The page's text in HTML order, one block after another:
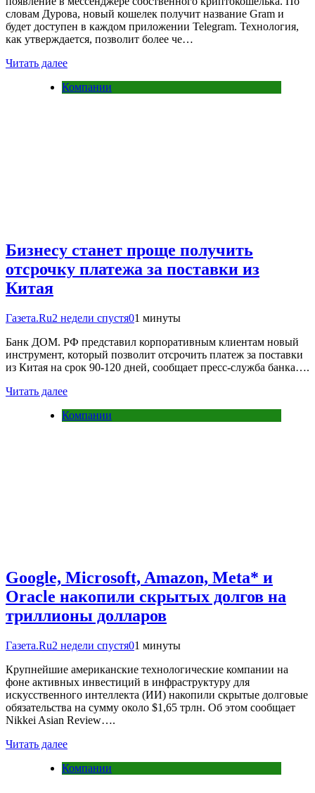
словам Дурова, новый кошелек получит название Gram и
будет доступен в каждом приложении Telegram. Технология,
как утверждается, позволит более че…
Читать далее
Компании
Бизнесу станет проще получить
отсрочку платежа за поставки из
Китая
Газета.Ru2 недели спустя01 минуты
Банк ДОМ. РФ представил корпоративным клиентам новый
инструмент, который позволит отсрочить платеж за поставки
из Китая на срок 90-120 дней, сообщает пресс-служба банка….
Читать далее
Компании
Google, Microsoft, Amazon, Meta* и
Oracle накопили скрытых долгов на
триллионы долларов
Газета.Ru2 недели спустя01 минуты
Крупнейшие американские технологические компании на
фоне активных инвестиций в инфраструктуру для
искусственного интеллекта (ИИ) накопили скрытые долговые
обязательства на сумму около $1,65 трлн. Об этом сообщает
Nikkei Asian Review….
Читать далее
Компании